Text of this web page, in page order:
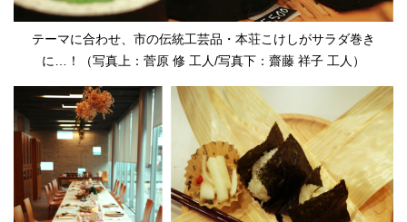
テーマに合わせ、市の伝統工芸品・本荘こけしがサラダ巻き
に…！（写真上：菅原 修 工人/写真下：齋藤 祥子 工人）